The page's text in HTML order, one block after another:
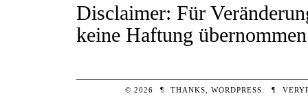
Disclaimer: Für
keine Haftung
© 2026 ¶ THANKS,WORDPRESS ¶